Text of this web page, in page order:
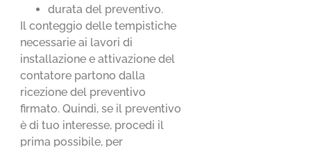
durata del preventivo.
Il conteggio delle tempistiche
necessarie ai lavori di
installazione e attivazione del
contatore partono dalla
ricezione del preventivo
firmato. Quindi, se il preventivo
è di tuo interesse, procedi il
prima possibile, per